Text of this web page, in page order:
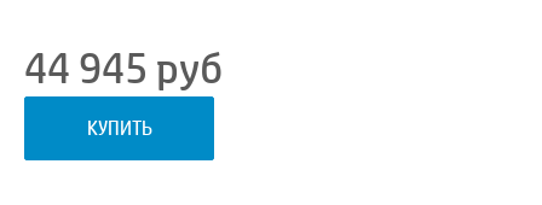
44 945 руб
КУПИТЬ